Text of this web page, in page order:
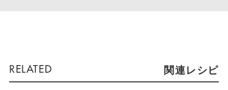
関連レシピ